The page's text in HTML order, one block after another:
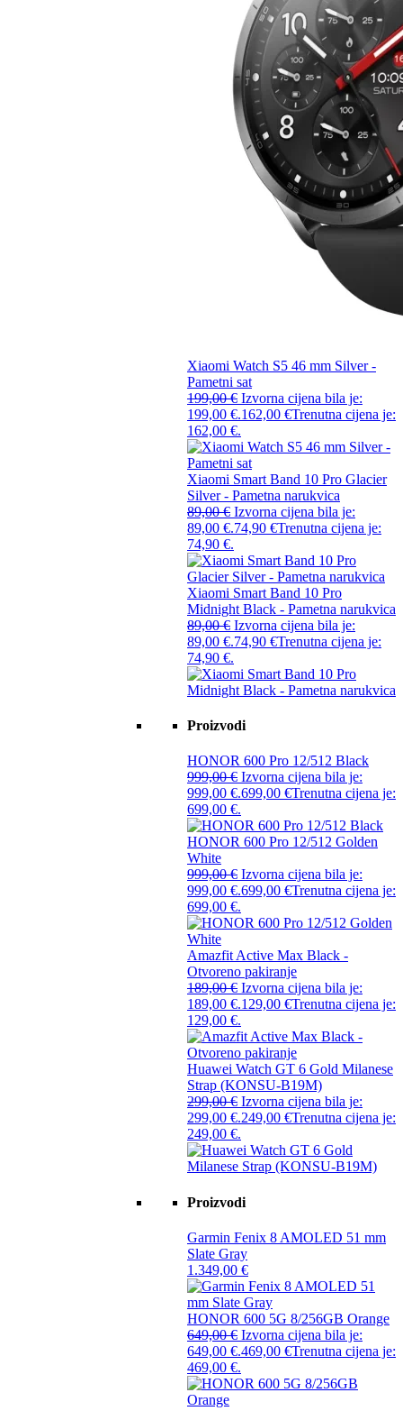
Xiaomi Watch S5 46 mm Silver -
Pametni sat
199,00€ Izvorna cijena bila je:
199,00 €.162,00 €Trenutna cijena je:
162,00 €.
Xiaomi Smart Band 10 Pro Glacier
Silver - Pametna narukvica
89,00€ Izvorna cijena bila je:
89,00 €.74,90 €Trenutna cijena je:
74,90 €.
Xiaomi Smart Band 10 Pro
Midnight Black - Pametna narukvica
89,00€ Izvorna cijena bila je:
89,00 €.74,90 €Trenutna cijena je:
74,90 €.
Proizvodi
HONOR 600 Pro 12/512 Black
999,00€ Izvorna cijena bila je:
999,00 €.699,00 €Trenutna cijena je:
699,00 €.
HONOR 600 Pro 12/512 Golden
White
999,00€ Izvorna cijena bila je:
999,00 €.699,00 €Trenutna cijena je:
699,00 €.
Amazfit Active Max Black -
Otvoreno pakiranje
189,00€ Izvorna cijena bila je:
189,00 €.129,00 €Trenutna cijena je:
129,00 €.
Huawei Watch GT 6 Gold Milanese
Strap (KONSU-B19M)
299,00€ Izvorna cijena bila je:
299,00 €.249,00 €Trenutna cijena je:
249,00 €.
Proizvodi
Garmin Fenix 8 AMOLED 51 mm
Slate Gray
1.349,00 €
HONOR 600 5G 8/256GB Orange
649,00€ Izvorna cijena bila je:
649,00 €.469,00 €Trenutna cijena je:
469,00 €.